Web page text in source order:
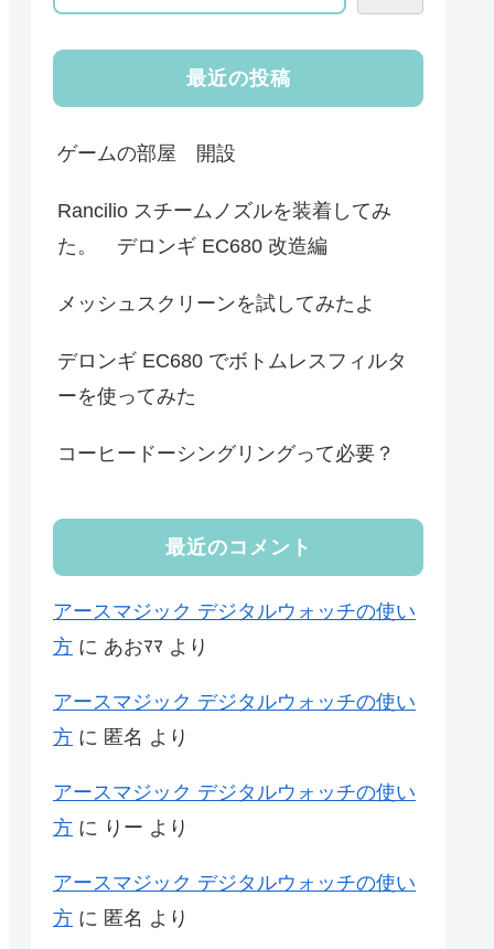
最近の投稿
ゲームの部屋 開設
Rancilio スチームノズルを装着してみ
た。 デロンギ EC680 改造編
メッシュスクリーンを試してみたよ
デロンギ EC680 でボトムレスフィルタ
ーを使ってみた
コーヒードーシングリングって必要？
最近のコメント
アースマジック デジタルウォッチの使い
方 に あおﾏﾏ より
アースマジック デジタルウォッチの使い
方 に 匿名 より
アースマジック デジタルウォッチの使い
方 に りー より
アースマジック デジタルウォッチの使い
方 に 匿名 より